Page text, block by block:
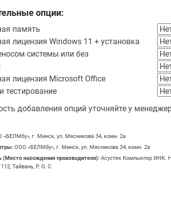
опции:
память
лицензия Windows 11 + установка
системы или без
лицензия Microsoft Office
тестирование
добавления опций уточняйте у
«БЕЛМбу», г. Минск, ул. Мясникова 34, комн. 2а
OOO «БЕЛМбу», г. Минск, ул. Мясникова 34, комн. 2а
(Место нахождения производителя): Асустек Компьютер ИНК.
Тайвань, Р. О. С